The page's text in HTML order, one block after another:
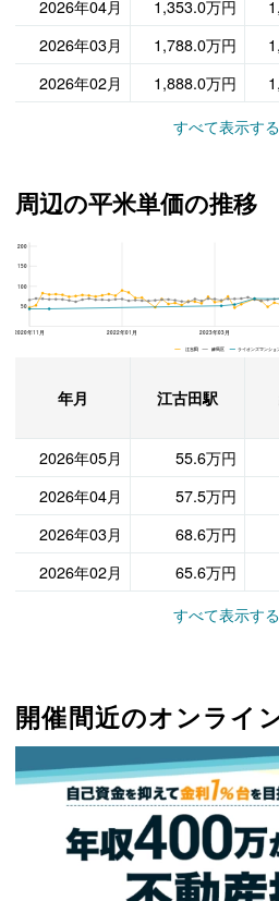
2026年04月
1,353.0万円
2026年03月
1,788.0万円
2026年02月
1,888.0万円
すべて表示する
周辺の平米単価の推移
ライオンズマンション江古田第２、練馬区と江古田駅の周辺の平米単価の推移
2020年11月 2022年01月 2023年03月
200
150
100
50
江古田 練馬区 ライオンズマンション
年月 江古田駅
2026年05月
55.6万円
2026年04月
57.5万円
2026年03月
68.6万円
2026年02月
65.6万円
すべて表示する
開催間近のオンライ